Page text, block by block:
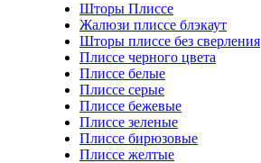
Шторы Плиссе
Жалюзи плиссе блэкаут
Шторы плиссе без сверления
Плиссе черного цвета
Плиссе белые
Плиссе серые
Плиссе бежевые
Плиссе зеленые
Плиссе бирюзовые
Плиссе желтые